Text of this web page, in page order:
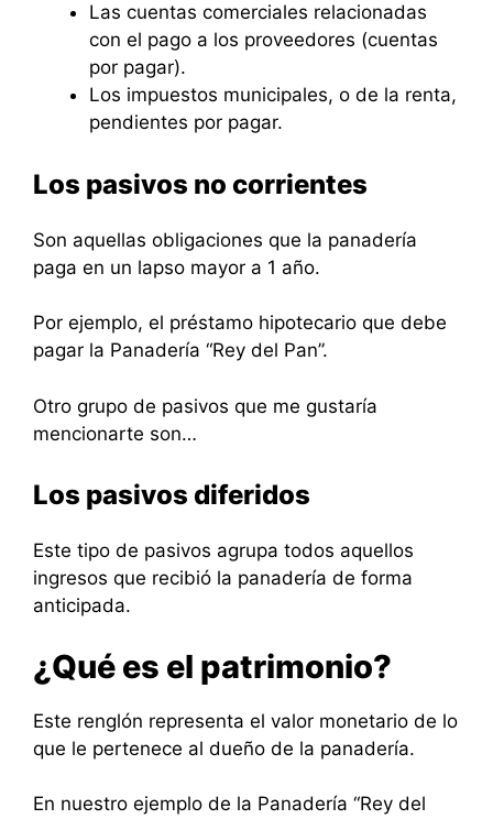
Las cuentas comerciales relacionadas
con el pago a los proveedores (cuentas
por pagar).
Los impuestos municipales, o de la renta,
pendientes por pagar.
Los pasivos no corrientes
Son aquellas obligaciones que la panadería
paga en un lapso mayor a 1 año.
Por ejemplo, el préstamo hipotecario que debe
pagar la Panadería “Rey del Pan”.
Otro grupo de pasivos que me gustaría
mencionarte son…
Los pasivos diferidos
Este tipo de pasivos agrupa todos aquellos
ingresos que recibió la panadería de forma
anticipada.
¿Qué es el patrimonio?
Este renglón representa el valor monetario de lo
que le pertenece al dueño de la panadería.
En nuestro ejemplo de la Panadería “Rey del